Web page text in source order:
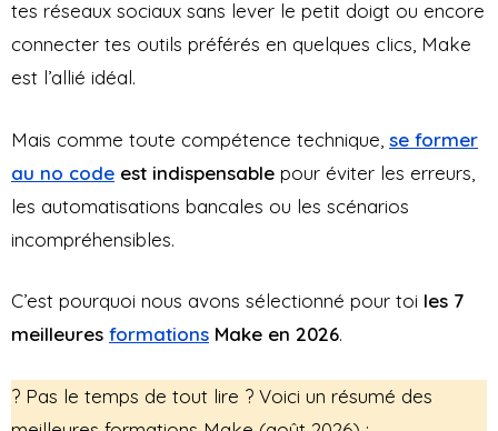
tes réseaux sociaux sans lever le petit doigt ou encore
connecter tes outils préférés en quelques clics, Make
est l’allié idéal.
Mais comme toute compétence technique, se former
au no code est indispensable pour éviter les erreurs,
les automatisations bancales ou les scénarios
incompréhensibles.
C’est pourquoi nous avons sélectionné pour toi les 7
meilleures formations Make en 2026.
?️ Pas le temps de tout lire ? Voici un résumé des